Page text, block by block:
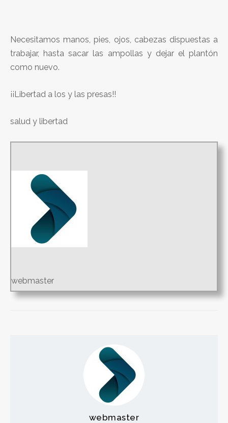
Necesitamos manos, pies, ojos, cabezas dispuestas a
trabajar, hasta sacar las ampollas y dejar el plantón
como nuevo.
¡¡Libertad a los y las presas!!
salud y libertad
webmaster
webmaster